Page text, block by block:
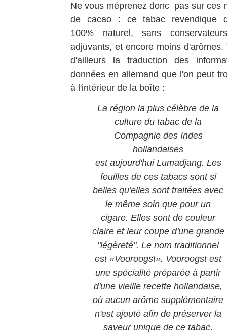
Ne vous méprenez donc pas sur ces
de cacao : ce tabac revendique
100% naturel, sans
adjuvants, et encore moins d'arômes.
d'ailleurs la traduction des
données en allemand que l'on peut
à l'intérieur de la boîte :
La région la plus célèbre de la
culture du tabac de la
Compagnie des Indes
hollandaises
est aujourd'hui Lumadjang. Les
feuilles de ces tabacs sont si
belles qu'elles sont traitées avec
le même soin que pour un
cigare. Elles sont de couleur
claire et leur coupe d'une grande
"légèreté". Le nom traditionnel
est «Vooroogst». Vooroogst est
une spécialité préparée à partir
d'une vieille recette hollandaise,
où aucun arôme supplémentaire
n'est ajouté afin de préserver la
saveur unique de ce tabac.